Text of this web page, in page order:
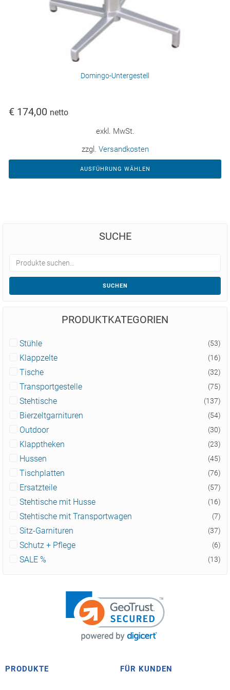
Domingo-Untergestell
€ 174,00 netto
exkl. MwSt.
zzgl. Versandkosten
AUSFÜHRUNG WÄHLEN
SUCHE
SUCHEN
PRODUKTKATEGORIEN
Stühle (53)
Klappzelte (16)
Tische (32)
Transportgestelle (75)
Stehtische (137)
Bierzeltgarnituren (54)
Outdoor (30)
Klapptheken (23)
Hussen (45)
Tischplatten (76)
Ersatzteile (57)
Stehtische mit Husse (16)
Stehtische mit Transportwagen (7)
Sitz-Garnituren (37)
Schutz + Pflege (6)
SALE % (13)
PRODUKTE FÜR KUNDEN